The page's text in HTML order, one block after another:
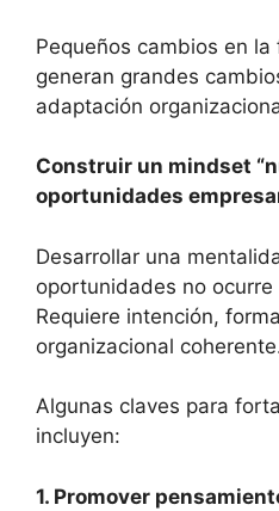
Pequeños cambios en
generan grandes
adaptación
Construir un mindset
oportunidades
Desarrollar una
oportunidades no
Requiere intención,
organizacional
Algunas claves para
incluyen:
1. Promover